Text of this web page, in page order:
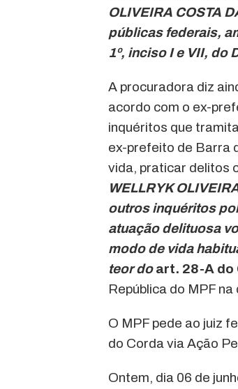
OLIVEIRA COSTA
públicas federais,
1º, inciso I e VII, do
A procuradora diz
acordo com o ex-
inquéritos que
ex-prefeito de Barra
vida, praticar delitos
WELLRYK
outros inquéritos
atuação delituosa
modo de vida
teor doart. 28-A do
República do MPF
O MPF pede ao juiz
do Corda via Ação
Ontem, dia 06 de